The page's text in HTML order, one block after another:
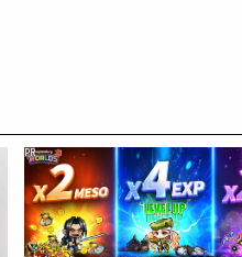
PR